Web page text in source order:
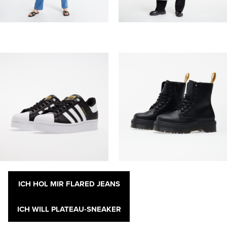
ICH HOL MIR FLARED JEANS
ICH WILL PLATEAU-SNEAKER